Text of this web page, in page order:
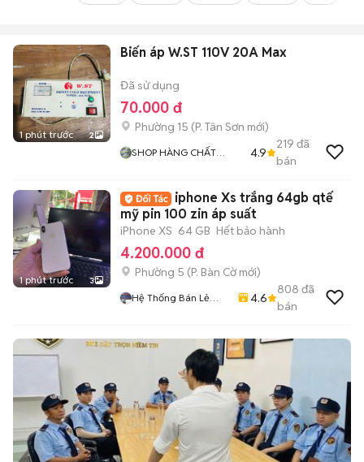
1 phút trước 2
Biến áp W.ST 110V 20A Max
Đã sử dụng
70.000 đ
Phường 15 (P. Tân Sơn mới)
SHOP HÀNG CHẤT
4.9
219 đã
bán
1 phút trước 3
iphone Xs trắng 64gb qtế
mỹ pin 100 zin áp suất
iPhone XS 64 GB Hết bảo hành
4.200.000 đ
Phường 5 (P. Bàn Cờmới)
Hệ Thống Bán Lẻ
4.6
808 đã
bán